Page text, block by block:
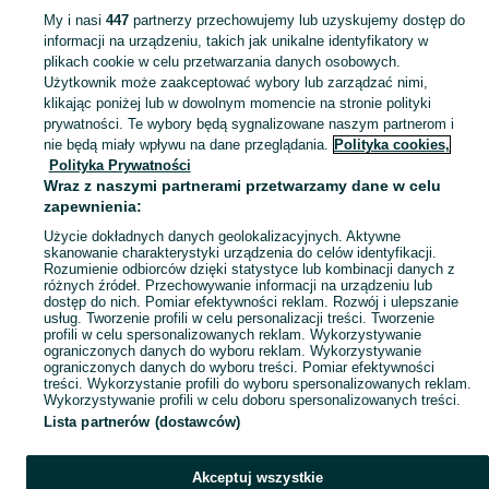
KATEGORIA
Skorzystaj z największego serwisu ogłoszeniowego - Wola Łagowska i okolice! Kupuj to, czego pragniesz i sprzedawaj to, czego już nie potrzebujesz! Zobacz
Mapa kategorii
Mapa miejscowości
Mapa ministron
Popularne wyszukiwania
My i nasi 447partnerzy przechowujemy lub uzyskujemy dostęp do
informacji na urządzeniu, takich jak unikalne identyfikatory w
plikach cookie w celu przetwarzania danych osobowych.
Użytkownik może zaakceptować wybory lub zarządzać nimi,
klikając poniżej lub w dowolnym momencie na stronie polityki
prywatności. Te wybory będą sygnalizowane naszym partnerom i
nie będą miały wpływu na dane przeglądania. Polityka cookies,
Polityka Prywatności
Wraz z naszymi partnerami przetwarzamy dane w celu
zapewnienia:
Użycie dokładnych danych geolokalizacyjnych. Aktywne
skanowanie charakterystyki urządzenia do celów identyfikacji.
Rozumienie odbiorców dzięki statystyce lub kombinacji danych z
różnych źródeł. Przechowywanie informacji na urządzeniu lub
dostęp do nich. Pomiar efektywności reklam. Rozwój i ulepszanie
usług. Tworzenie profili w celu personalizacji treści. Tworzenie
profili w celu spersonalizowanych reklam. Wykorzystywanie
ograniczonych danych do wyboru reklam. Wykorzystywanie
ograniczonych danych do wyboru treści. Pomiar efektywności
treści. Wykorzystanie profili do wyboru spersonalizowanych reklam.
Wykorzystywanie profili w celu doboru spersonalizowanych treści.
Lista partnerów (dostawców)
Akceptuj wszystkie